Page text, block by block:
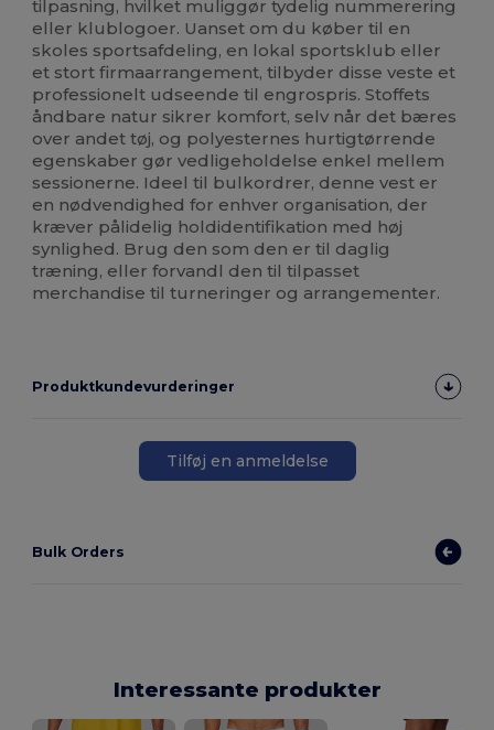
tilpasning, hvilket muliggør tydelig nummerering
eller klublogoer. Uanset om du køber til en
skoles sportsafdeling, en lokal sportsklub eller
et stort firmaarrangement, tilbyder disse veste et
professionelt udseende til engrospris. Stoffets
åndbare natur sikrer komfort, selv når det bæres
over andet tøj, og polyesternes hurtigtørrende
egenskaber gør vedligeholdelse enkel mellem
sessionerne. Ideel til bulkordrer, denne vest er
en nødvendighed for enhver organisation, der
kræver pålidelig holdidentifikation med høj
synlighed. Brug den som den er til daglig
træning, eller forvandl den til tilpasset
merchandise til turneringer og arrangementer.
Produktkundevurderinger
Tilføj en anmeldelse
Bulk Orders
Interessante produkter